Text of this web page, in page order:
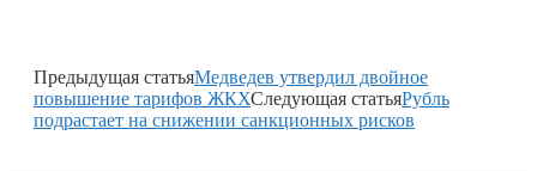
Предыдущая статьяМедведев утвердил двойное
повышение тарифов ЖКХСледующая статьяРубль
подрастает на снижении санкционных рисков